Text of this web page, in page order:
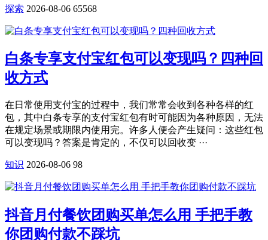
探索 2026-08-06 65568
白条专享支付宝红包可以变现吗？四种回
收方式
在日常使用支付宝的过程中，我们常常会收到各种各样的红
包，其中白条专享的支付宝红包有时可能因为各种原因，无法
在规定场景或期限内使用完。许多人便会产生疑问：这些红包
可以变现吗？答案是肯定的，不仅可以回收变 ···
知识 2026-08-06 98
抖音月付餐饮团购买单怎么用 手把手教
你团购付款不踩坑